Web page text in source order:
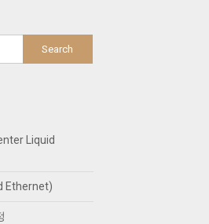
Liquid
Ethernet)